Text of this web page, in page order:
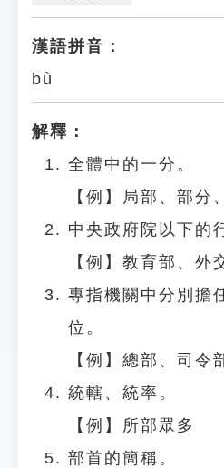
漢語拼音：
bù
解釋：
全體中的一分。
【例】局部、部分
中央政府院以下的
【例】教育部、外
專指機關中分別擔
位。
【例】總部、司令
統轄、統率。
【例】所部眾多
部首的簡稱。